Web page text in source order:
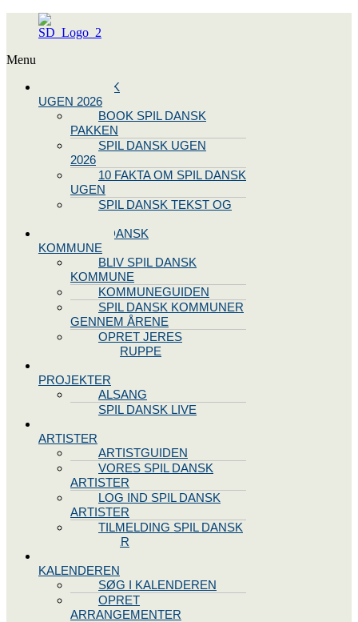
Menu
SPIL DANSK
UGEN 2026
BOOK SPIL DANSK
PAKKEN
SPIL DANSK UGEN
2026
10 FAKTA OM SPIL DANSK
UGEN
SPIL DANSK TEKST OG
BLIV SPIL DANSK
KOMMUNE
BLIV SPIL DANSK
KOMMUNE
KOMMUNEGUIDEN
SPIL DANSK KOMMUNER
GENNEM ÅRENE
OPRET JERES
STYREGRUPPE
PROJEKTER
ALSANG
SPIL DANSK LIVE
ARTISTER
ARTISTGUIDEN
VORES SPIL DANSK
ARTISTER
LOG IND SPIL DANSK
ARTISTER
TILMELDING SPIL DANSK
ARTISTER
KALENDEREN
SØG I KALENDEREN
OPRET
ARRANGEMENTER